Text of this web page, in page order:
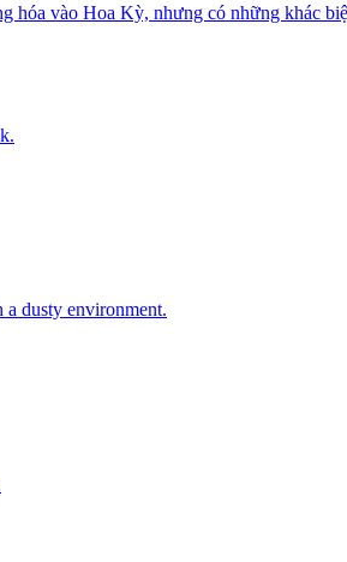
hóa vào Hoa Kỳ, nhưng có những khác